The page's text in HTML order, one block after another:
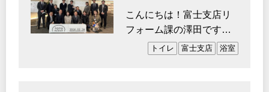
こんにちは！富士支店リ
フォーム課の澤田です。
先週に続き、研修旅行の
トイレ 富士支店 浴室